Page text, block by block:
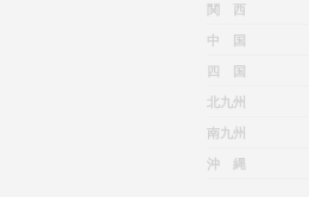
関 西
中 国
四 国
北九州
南九州
沖 縄